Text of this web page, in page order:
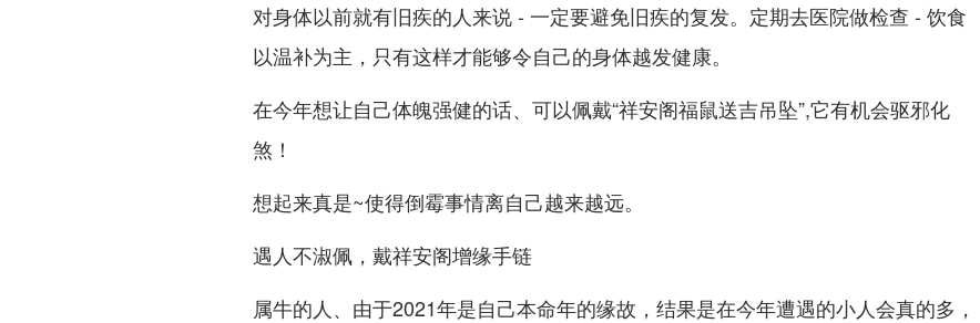
对身体以前就有旧疾的人来说 - 一定要避免旧疾的复发。定期去医院做检查 - 饮食
以温补为主，只有这样才能够令自己的身体越发健康。
在今年想让自己体魄强健的话、可以佩戴“祥安阁福鼠送吉吊坠”,它有机会驱邪化
煞！
想起来真是~使得倒霉事情离自己越来越远。
遇人不淑佩，戴祥安阁增缘手链
属牛的人、由于2021年是自己本命年的缘故，结果是在今年遭遇的小人会真的多，